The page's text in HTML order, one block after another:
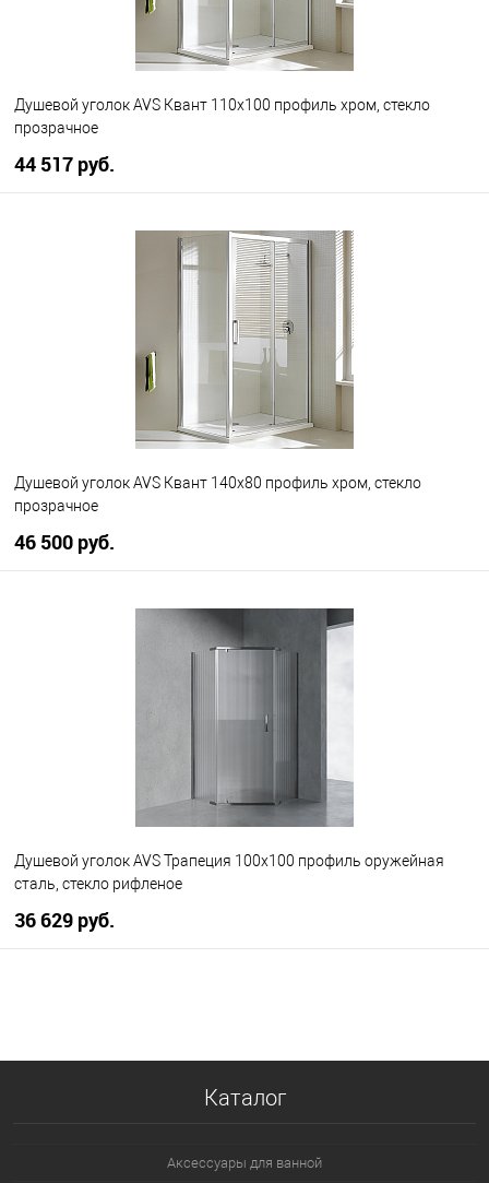
Душевой уголок AVS Квант 110x100 профиль хром, стекло
прозрачное
44 517 руб.
В корзину
В наличии
Душевой уголок AVS Квант 140x80 профиль хром, стекло
прозрачное
46 500 руб.
В корзину
Душевой уголок AVS Трапеция 100х100 профиль оружейная
сталь, стекло рифленое
36 629 руб.
Каталог
Аксессуары для ванной